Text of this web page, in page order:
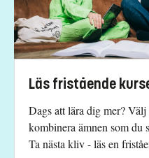
anki.rune@liu.se
013-28 24 03
013-28 15 47
Åsa Carmesten,
Läs fristående
Dags att lära dig mer?
kombinera ämnen som du
Ta nästa kliv - läs en